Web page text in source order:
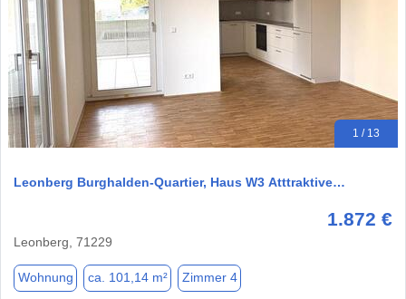
1 / 13
Leonberg Burghalden-Quartier, Haus W3 Atttraktive…
1.872 €
Leonberg, 71229
Wohnung ca. 101,14 m² Zimmer 4